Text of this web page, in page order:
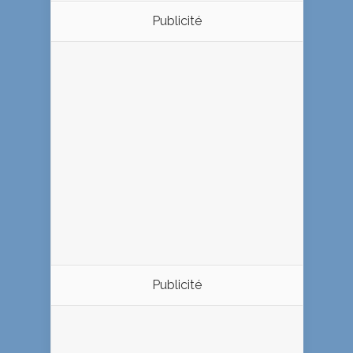
Publicité
Publicité